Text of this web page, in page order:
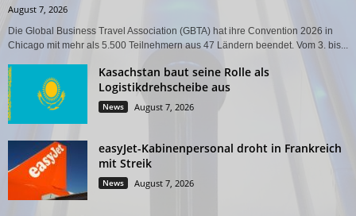
August 7, 2026
Die Global Business Travel Association (GBTA) hat ihre Convention 2026 in
Chicago mit mehr als 5.500 Teilnehmern aus 47 Ländern beendet. Vom 3. bis...
Kasachstan baut seine Rolle als
Logistikdrehscheibe aus
News August 7, 2026
easyJet-Kabinenpersonal droht in Frankreich
mit Streik
News August 7, 2026